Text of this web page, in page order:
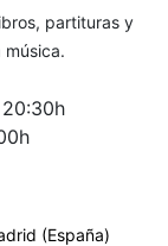
partituras y
música.
(España)